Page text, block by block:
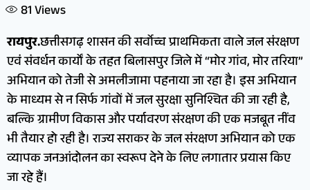
81Views
रायपुर.छत्तीसगढ़ शासन की सर्वाेच्च प्राथमिकता वाले जल संरक्षण
एवं संवर्धन कार्यों के तहत बिलासपुर जिले में “मोर गांव, मोर तरिया”
अभियान को तेजी से अमलीजामा पहनाया जा रहा है। इस अभियान
के माध्यम से न सिर्फ गांवों में जल सुरक्षा सुनिश्चित की जा रही है,
बल्कि ग्रामीण विकास और पर्यावरण संरक्षण की एक मजबूत नींव
भी तैयार हो रही है। राज्य सराकर के जल संरक्षण अभियान को एक
व्यापक जनआंदोलन का स्वरूप देने के लिए लगातार प्रयास किए
जा रहे हैं।